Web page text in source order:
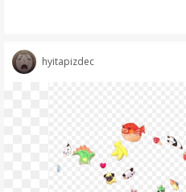
hyitapizdec